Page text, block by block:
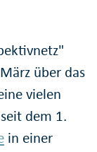
über das
vielen
dem 1.
in einer